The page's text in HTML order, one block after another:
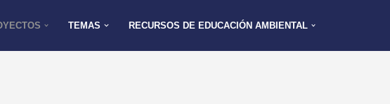
TEMAS RECURSOS DE EDUCACIÓN AMBIENTAL